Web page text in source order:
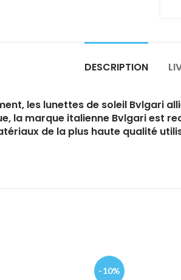
DESCRIPTION
les lunettes de soleil Bvlgari
la marque italienne Bvlgari est
de la plus haute qualité
-10%